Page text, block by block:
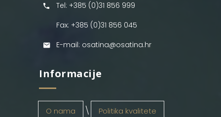
Tel: +385 (0)31 856 999
Fax: +385 (0)31 856 045
E-mail: osatina@osatina.hr
Informacije
O nama Politika kvalitete